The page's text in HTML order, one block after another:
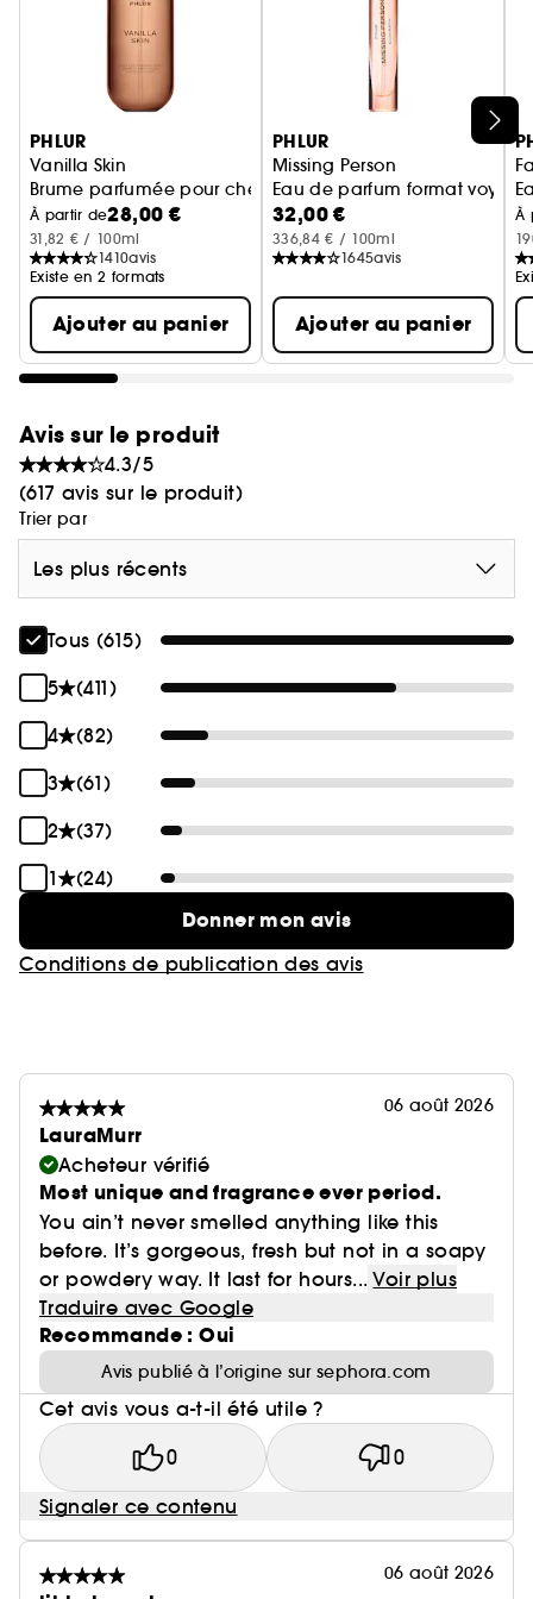
Ignorer le carrousel produits
PHLUR
Vanilla Skin
Brume parfumée pour cheveux et corps
À partir de28,00 €
31,82 € / 100ml
1410avis
Existe en 2 formats
Ajouter au panier
PHLUR
Missing Person
Eau de parfum format voyage
32,00 €
336,84 € / 100ml
1645avis
Ajouter au panier
À
Avis sur le produit
4.3/5
(617 avis sur le produit)
Trier par
Les plus récents
Tous (615)
5
(411)
4
(82)
3
(61)
2
(37)
1
(24)
Donner mon avis
Conditions de publication des avis
06 août 2026
LauraMurr
Acheteur vérifié
Most unique and fragrance ever period.
You ain’t never smelled anything like this
before. It’s gorgeous, fresh but not in a soapy
or powdery way. It last for hours... Voir plus
Traduire avec Google
Recommande : Oui
Avis publié à l’origine sur sephora.com
Cet avis vous a-t-il été utile ?
0 0
Signaler ce contenu
06 août 2026